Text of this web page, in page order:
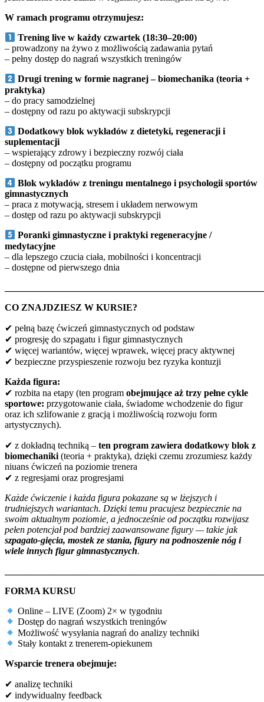
W ramach programu otrzymujesz:
Trening live w każdy czwartek (18:30–20:00)
– prowadzony na żywo z możliwością zadawania pytań
– pełny dostęp do nagrań wszystkich treningów
Drugi trening w formie nagranej – biomechanika (teoria +
praktyka)
– do pracy samodzielnej
– dostępny od razu po aktywacji subskrypcji
Dodatkowy blok wykładów z dietetyki, regeneracji i
suplementacji
– wspierający zdrowy i bezpieczny rozwój ciała
– dostępny od początku programu
Blok wykładów z treningu mentalnego i psychologii sportów
gimnastycznych
– praca z motywacją, stresem i układem nerwowym
– dostęp od razu po aktywacji subskrypcji
Poranki gimnastyczne i praktyki regeneracyjne /
medytacyjne
– dla lepszego czucia ciała, mobilności i koncentracji
– dostępne od pierwszego dnia
CO ZNAJDZIESZ W KURSIE?
✔ pełną bazę ćwiczeń gimnastycznych od podstaw
✔ progresję do szpagatu i figur gimnastycznych
✔ więcej wariantów, więcej wprawek, więcej pracy aktywnej
✔ bezpieczne przyspieszenie rozwoju bez ryzyka kontuzji
Każda figura:
✔ rozbita na etapy (ten program obejmujące aż trzy pełne cykle
sportowe: przygotowanie ciała, świadome wchodzenie do figur
oraz ich szlifowanie z gracją i możliwością rozwoju form
artystycznych).
✔ z dokładną techniką – ten program zawiera dodatkowy blok z
biomechaniki (teoria + praktyka), dzięki czemu zrozumiesz każdy
niuans ćwiczeń na poziomie trenera
✔ z regresjami oraz progresjami
Każde ćwiczenie i każda figura pokazane są w lżejszych i
trudniejszych wariantach. Dzięki temu pracujesz bezpiecznie na
swoim aktualnym poziomie, a jednocześnie od początku rozwijasz
pełen potencjał pod bardziej zaawansowane figury — takie jak
szpagato-gięcia, mostek ze stania, figury na podnoszenie nóg i
wiele innych figur gimnastycznych.
FORMA KURSU
Online – LIVE (Zoom) 2× w tygodniu
Dostęp do nagrań wszystkich treningów
Możliwość wysyłania nagrań do analizy techniki
Stały kontakt z trenerem-opiekunem
Wsparcie trenera obejmuje:
✔ analizę techniki
✔ indywidualny feedback